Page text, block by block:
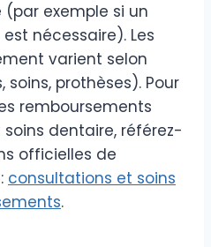
exemple si un
nécessaire). Les
varient selon
prothèses). Pour
remboursements
dentaire, référez-
officielles de
consultations et soins
.